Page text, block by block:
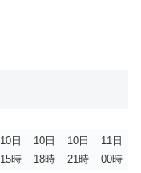
10日
15時
10日
18時
10日
21時
11日
00時